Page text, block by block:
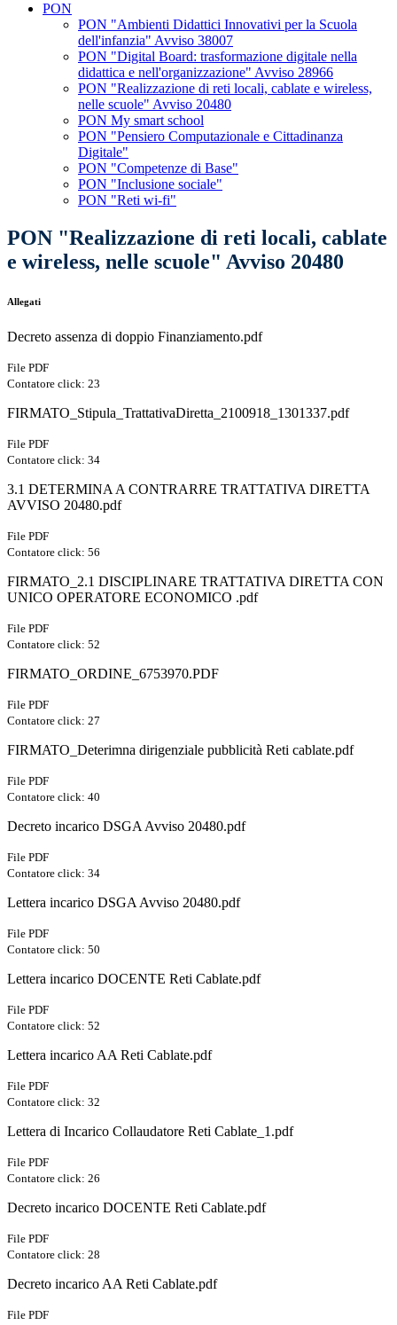
PON
PON "Ambienti Didattici Innovativi per la Scuola
dell'infanzia" Avviso 38007
PON "Digital Board: trasformazione digitale nella
didattica e nell'organizzazione" Avviso 28966
PON "Realizzazione di reti locali, cablate e wireless,
nelle scuole" Avviso 20480
PON My smart school
PON "Pensiero Computazionale e Cittadinanza
Digitale"
PON "Competenze di Base"
PON "Inclusione sociale"
PON "Reti wi-fi"
PON "Realizzazione di reti locali, cablate
e wireless, nelle scuole" Avviso 20480
Allegati
Decreto assenza di doppio Finanziamento.pdf
File PDF
Contatore click: 23
FIRMATO_Stipula_TrattativaDiretta_2100918_1301337.pdf
File PDF
Contatore click: 34
3.1 DETERMINA A CONTRARRE TRATTATIVA DIRETTA
AVVISO 20480.pdf
File PDF
Contatore click: 56
FIRMATO_2.1 DISCIPLINARE TRATTATIVA DIRETTA CON
UNICO OPERATORE ECONOMICO .pdf
File PDF
Contatore click: 52
FIRMATO_ORDINE_6753970.PDF
File PDF
Contatore click: 27
FIRMATO_Deterimna dirigenziale pubblicità Reti cablate.pdf
File PDF
Contatore click: 40
Decreto incarico DSGA Avviso 20480.pdf
File PDF
Contatore click: 34
Lettera incarico DSGA Avviso 20480.pdf
File PDF
Contatore click: 50
Lettera incarico DOCENTE Reti Cablate.pdf
File PDF
Contatore click: 52
Lettera incarico AA Reti Cablate.pdf
File PDF
Contatore click: 32
Lettera di Incarico Collaudatore Reti Cablate_1.pdf
File PDF
Contatore click: 26
Decreto incarico DOCENTE Reti Cablate.pdf
File PDF
Contatore click: 28
Decreto incarico AA Reti Cablate.pdf
File PDF